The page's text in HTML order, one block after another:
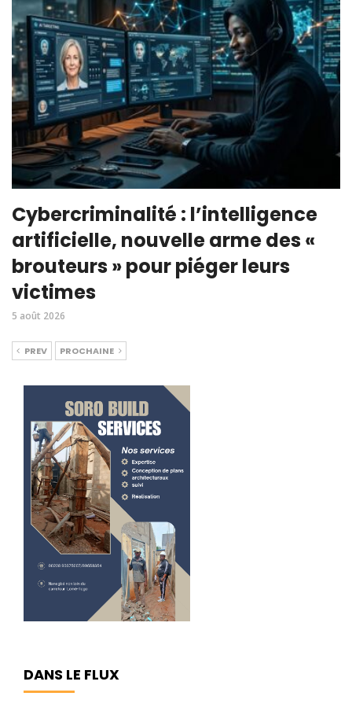
Cybercriminalité : l’intelligence
artificielle, nouvelle arme des «
brouteurs » pour piéger leurs
victimes
5 août 2026
PREV PROCHAINE
DANS LE FLUX